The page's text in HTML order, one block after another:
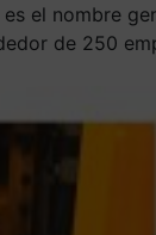
el nombre
de 250